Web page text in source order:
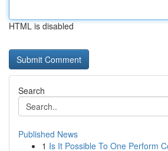
HTML is disabled
Search
Published News
1 Is It Possible To One Perform